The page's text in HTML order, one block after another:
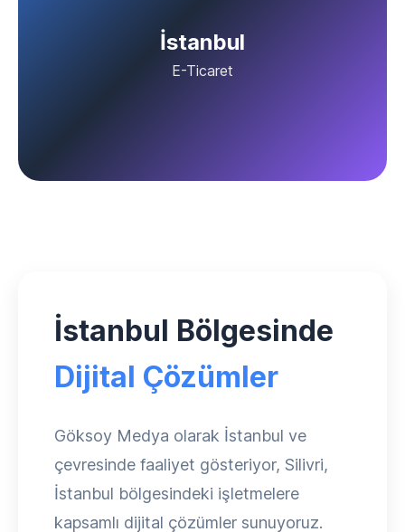
İstanbul
E-Ticaret
İstanbul Bölgesinde
Dijital Çözümler
Göksoy Medya olarak İstanbul ve
çevresinde faaliyet gösteriyor, Silivri,
İstanbul bölgesindeki işletmelere
kapsamlı dijital çözümler sunuyoruz.